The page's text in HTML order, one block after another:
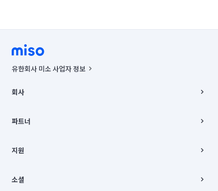
유한회사 미소 사업자 정보
00019 |
주소 | 본사: 서울특별시 종로구 율곡로 6(중학동, 트윈트리빌딩) B동 5층
컨택센터 : 서울특별시 종로구 수송동 율곡로 24, 7층, 8층 미소
상품, 상품정보, 거래에 관한 의무와 책임은 거래당사자에게 있습니다.
언론 보도 관련 문의:
© 유한회사 미소. Miso, Inc. All Rights Reserved.
회사
채용
파트너
이사
지원
이용약관
소셜